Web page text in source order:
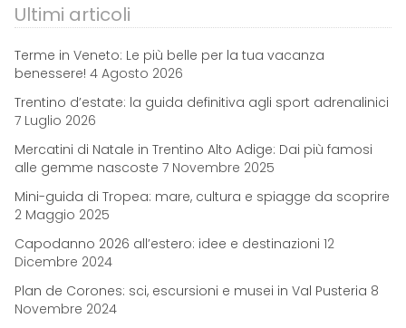
Ultimi articoli
Terme in Veneto: Le più belle per la tua vacanza
benessere! 4 Agosto 2026
Trentino d’estate: la guida definitiva agli sport adrenalinici
7 Luglio 2026
Mercatini di Natale in Trentino Alto Adige: Dai più famosi
alle gemme nascoste 7 Novembre 2025
Mini-guida di Tropea: mare, cultura e spiagge da scoprire
2 Maggio 2025
Capodanno 2026 all’estero: idee e destinazioni 12
Dicembre 2024
Plan de Corones: sci, escursioni e musei in Val Pusteria 8
Novembre 2024